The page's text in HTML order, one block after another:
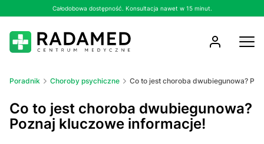
Całodobowa dostępność. Konsultacja nawet w 15 minut.
Poradnik Choroby psychiczne Co to jest choroba dwubiegunowa?
Co to jest choroba dwubiegunowa?
Poznaj kluczowe informacje!